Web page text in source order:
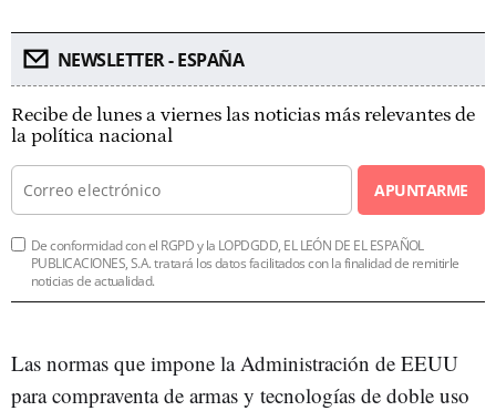
NEWSLETTER - ESPAÑA
Recibe de lunes a viernes las noticias más relevantes de
la política nacional
APUNTARME
De conformidad con el RGPD y la LOPDGDD, EL LEÓN DE EL ESPAÑOL
PUBLICACIONES, S.A. tratará los datos facilitados con la finalidad de remitirle
noticias de actualidad.
Las normas que impone la Administración de EEUU
para compraventa de armas y tecnologías de doble uso